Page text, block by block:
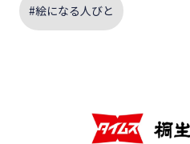
#絵になる人びと